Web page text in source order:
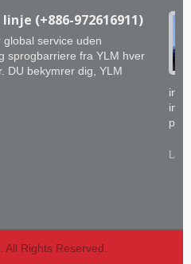
(+886-972616911)
global service uden
sprogbarriere fra YLM hver
DU bekymrer dig, YLM
. All Rights Reserved.